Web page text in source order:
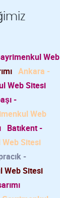
Web
Ankara -
Web Sitesi
-
Web
Batıkent -
Sitesi
-
Web Sitesi